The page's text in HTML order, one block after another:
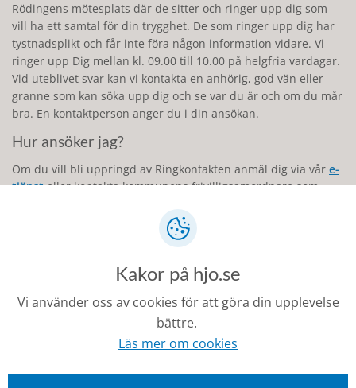
Rödingens mötesplats där de sitter och ringer upp dig som
vill ha ett samtal för din trygghet. De som ringer upp dig har
tystnadsplikt och får inte föra någon information vidare. Vi
ringer upp Dig mellan kl. 09.00 till 10.00 på helgfria vardagar.
Vid uteblivet svar kan vi kontakta en anhörig, god vän eller
granne som kan söka upp dig och se var du är och om du mår
bra. En kontaktperson anger du i din ansökan.
Hur ansöker jag?
Om du vill bli uppringd av Ringkontakten anmäl dig via vår e-
tjänsteller kontakta kommunens frivilligsamordnare som
Tack vare Ringkontakten upplever de som blir uppringada
och deras anhöriga en större trygghet och trivsel i vardagen!
11 februari 2026
Kakor på hjo.se
Vi använder oss av cookies för att göra din upplevelse
bättre.
Läs mer om cookies